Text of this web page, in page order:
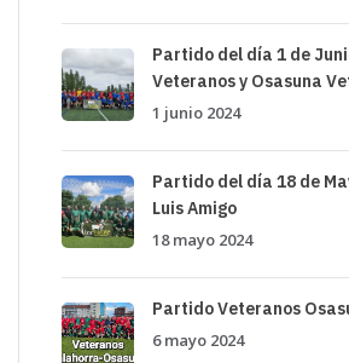
Partido del día 1 de
Veteranos y Osasuna
1 junio 2024
Partido del día 18 de
Luis Amigo
18 mayo 2024
Partido Veteranos
6 mayo 2024